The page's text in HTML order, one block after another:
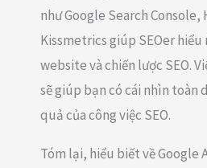
như Google Search Console,
Kissmetrics giúp SEOer hiểu
website và chiến lược SEO.
sẽ giúp bạn có cái nhìn toàn
quả của công việc SEO.
Tóm lại, hiểu biết về Google